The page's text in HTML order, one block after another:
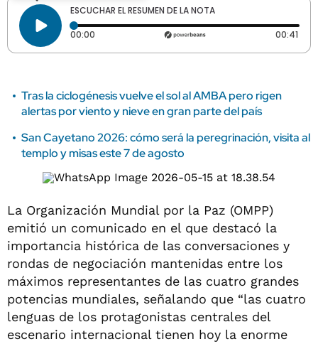
ESCUCHAR EL RESUMEN DE LA NOTA
00:00 Tiempo transcurrido: 0 segundos 00:41
Tras la ciclogénesis vuelve el sol al AMBA pero rigen
alertas por viento y nieve en gran parte del país
San Cayetano 2026: cómo será la peregrinación, visita al
templo y misas este 7 de agosto
La Organización Mundial por la Paz (OMPP)
emitió un comunicado en el que destacó la
importancia histórica de las conversaciones y
rondas de negociación mantenidas entre los
máximos representantes de las cuatro grandes
potencias mundiales, señalando que “las cuatro
lenguas de los protagonistas centrales del
escenario internacional tienen hoy la enorme